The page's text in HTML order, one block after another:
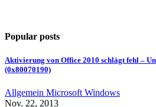
Popular posts
Aktivierung von Office 2010 schlägt fehl –
(0x80070190)
Allgemein Microsoft Windows
Nov. 22, 2013